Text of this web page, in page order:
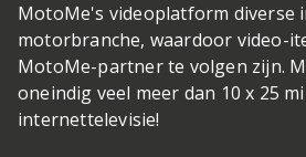
MotoMe's videoplatform diverse
motorbranche, waardoor video-
MotoMe-partner te volgen zijn.
oneindig veel meer dan 10 x 25
internettelevisie!